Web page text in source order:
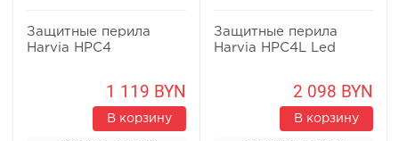
Защитные перила
Harvia HPC4
1 119 BYN
В корзину
Защитные перила
Harvia HPC4L Led
2 098 BYN
В корзину